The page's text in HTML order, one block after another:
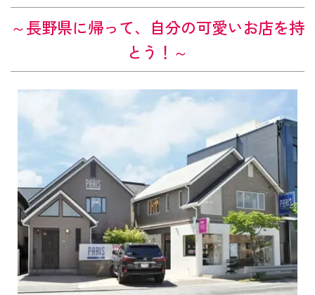
～長野県に帰って、自分の可愛いお店を持
とう！～